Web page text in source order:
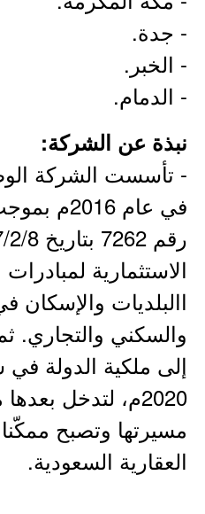
- جدة.
- الخبر.
- الدمام.
نبذة عن الشركة:
في عام
الاستثمارية
االبلديات والإسكان
والسكني والتجاري.
إلى ملكية الدولة
2020م، لتدخل
مسيرتها وتصبح
العقارية السعودية.